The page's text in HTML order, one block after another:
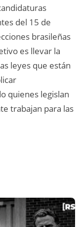
del 15 de
brasileñas
es llevar la
leyes que están
quienes legislan
trabajan para las